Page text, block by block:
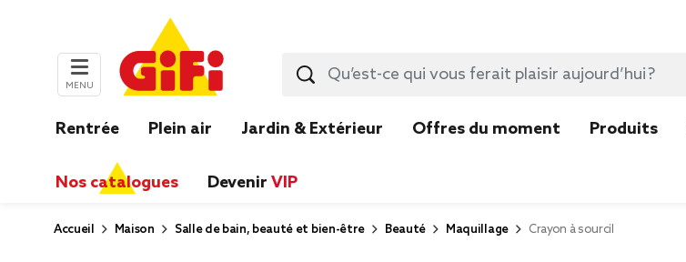
MENU
Rentrée Plein air Jardin & Extérieur Offres du moment Produits
Nos catalogues Devenir VIP
Accueil Maison Salle de bain, beauté et bien-être Beauté Maquillage Crayon à sourcil